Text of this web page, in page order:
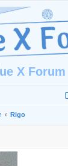
X Forum
Rigo